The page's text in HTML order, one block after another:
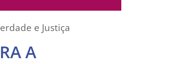
e Justiça
A